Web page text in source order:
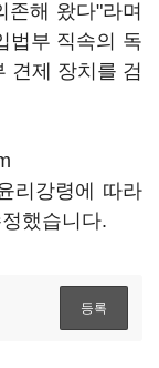
존해 왔다"라며
법부 직속의 독
견제 장치를 검
리강령에 따라
했습니다.